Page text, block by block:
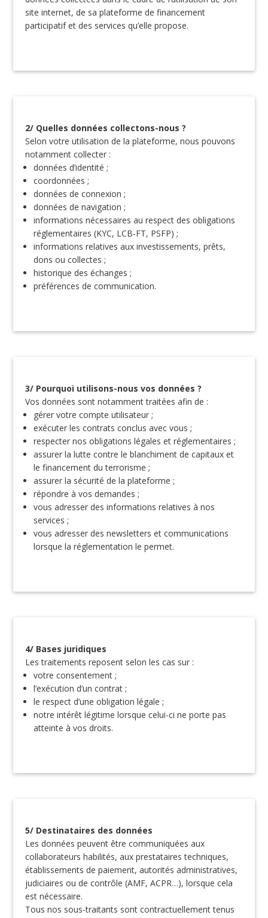
site internet, de sa plateforme de financement
participatif et des services qu’elle propose.
2/ Quelles données collectons-nous ?
Selon votre utilisation de la plateforme, nous pouvons
notamment collecter :
données d’identité ;
coordonnées ;
données de connexion ;
données de navigation ;
informations nécessaires au respect des obligations
réglementaires (KYC, LCB-FT, PSFP) ;
informations relatives aux investissements, prêts,
dons ou collectes ;
historique des échanges ;
préférences de communication.
3/ Pourquoi utilisons-nous vos données ?
Vos données sont notamment traitées afin de :
gérer votre compte utilisateur ;
exécuter les contrats conclus avec vous ;
respecter nos obligations légales et réglementaires ;
assurer la lutte contre le blanchiment de capitaux et
le financement du terrorisme ;
assurer la sécurité de la plateforme ;
répondre à vos demandes ;
vous adresser des informations relatives à nos
services ;
vous adresser des newsletters et communications
lorsque la réglementation le permet.
4/ Bases juridiques
Les traitements reposent selon les cas sur :
votre consentement ;
l’exécution d’un contrat ;
le respect d’une obligation légale ;
notre intérêt légitime lorsque celui-ci ne porte pas
atteinte à vos droits.
5/ Destinataires des données
Les données peuvent être communiquées aux
collaborateurs habilités, aux prestataires techniques,
établissements de paiement, autorités administratives,
judiciaires ou de contrôle (AMF, ACPR…), lorsque cela
est nécessaire.
Tous nos sous-traitants sont contractuellement tenus